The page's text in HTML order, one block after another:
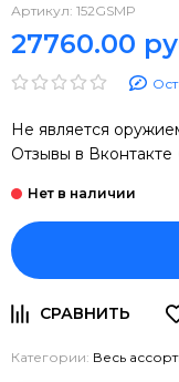
Артикул: 152GSMP
27760.00
Не является
Отзывы в Вконтакте
Категории: Весь